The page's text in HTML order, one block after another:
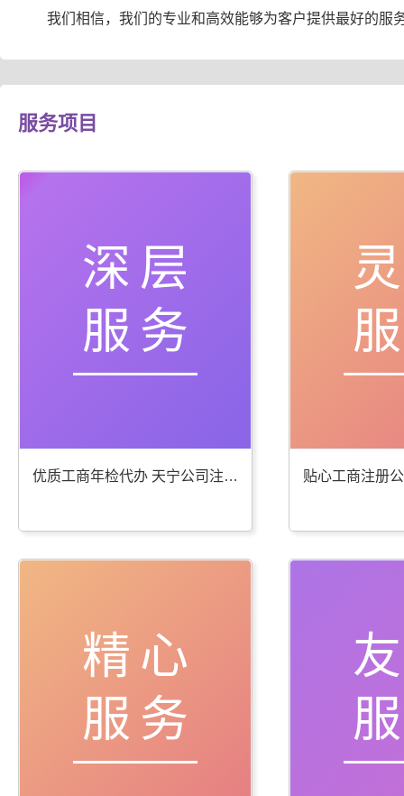
我们相信，我们的专业和高效能够为客户提供最好的服
服务项目
深层
服务
优质工商年检代办 天宁公司注册服务棒
精心
服务